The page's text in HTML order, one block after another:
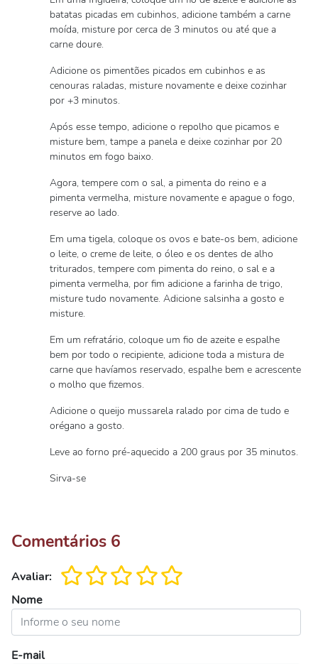
batatas picadas em cubinhos, adicione também a carne
moída, misture por cerca de 3 minutos ou até que a
carne doure.
Adicione os pimentões picados em cubinhos e as
cenouras raladas, misture novamente e deixe cozinhar
por +3 minutos.
Após esse tempo, adicione o repolho que picamos e
misture bem, tampe a panela e deixe cozinhar por 20
minutos em fogo baixo.
Agora, tempere com o sal, a pimenta do reino e a
pimenta vermelha, misture novamente e apague o fogo,
reserve ao lado.
Em uma tigela, coloque os ovos e bate-os bem, adicione
o leite, o creme de leite, o óleo e os dentes de alho
triturados, tempere com pimenta do reino, o sal e a
pimenta vermelha, por fim adicione a farinha de trigo,
misture tudo novamente. Adicione salsinha a gosto e
misture.
Em um refratário, coloque um fio de azeite e espalhe
bem por todo o recipiente, adicione toda a mistura de
carne que havíamos reservado, espalhe bem e acrescente
o molho que fizemos.
Adicione o queijo mussarela ralado por cima de tudo e
orégano a gosto.
Leve ao forno pré-aquecido a 200 graus por 35 minutos.
Sirva-se
Comentários 6
Avaliar:
Nome
E-mail